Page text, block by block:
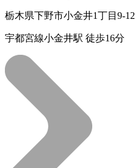
栃木県下野市小金井1丁目9-12
宇都宮線小金井駅 徒歩16分